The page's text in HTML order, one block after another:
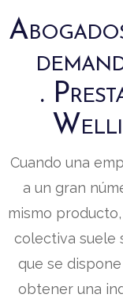
.
Cuando una
a un gran
mismo
colectiva suele
que se
obtener una